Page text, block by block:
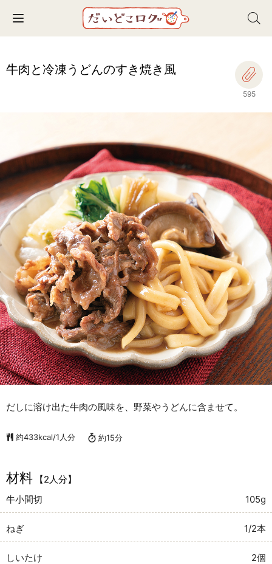
Toggle navigation
牛肉と冷凍うどんのすき焼き風
595
だしに溶け出た牛肉の風味を、野菜やうどんに含ませて。
約433kcal/1人分 約15分
材料
【2人分】
牛小間切
105g
ねぎ 1/2本
しいたけ 2個